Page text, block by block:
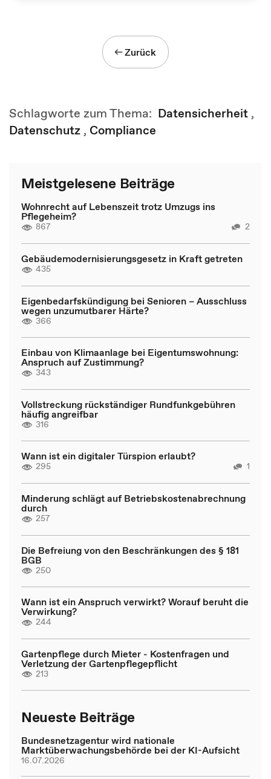
Zurück
Schlagworte zum Thema: Datensicherheit ,
Datenschutz , Compliance
Meistgelesene Beiträge
Wohnrecht auf Lebenszeit trotz Umzugs ins
Pflegeheim?
867 2
Gebäudemodernisierungsgesetz in Kraft getreten
435
Eigenbedarfskündigung bei Senioren – Ausschluss
wegen unzumutbarer Härte?
366
Einbau von Klimaanlage bei Eigentumswohnung:
Anspruch auf Zustimmung?
343
Vollstreckung rückständiger Rundfunkgebühren
häufig angreifbar
316
Wann ist ein digitaler Türspion erlaubt?
295 1
Minderung schlägt auf Betriebskostenabrechnung
durch
257
Die Befreiung von den Beschränkungen des § 181
BGB
250
Wann ist ein Anspruch verwirkt? Worauf beruht die
Verwirkung?
244
Gartenpflege durch Mieter - Kostenfragen und
Verletzung der Gartenpflegepflicht
213
Neueste Beiträge
Bundesnetzagentur wird nationale
Marktüberwachungsbehörde bei der KI-Aufsicht
16.07.2026